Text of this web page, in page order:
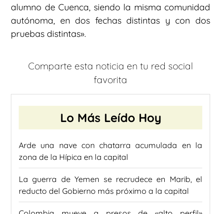
alumno de Cuenca, siendo la misma comunidad
autónoma, en dos fechas distintas y con dos
pruebas distintas».
Comparte esta noticia en tu red social
favorita
Lo Más Leído Hoy
Arde una nave con chatarra acumulada en la
zona de la Hípica en la capital
La guerra de Yemen se recrudece en Marib, el
reducto del Gobierno más próximo a la capital